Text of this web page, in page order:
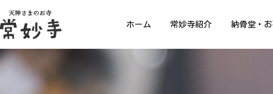
ホーム 常妙寺紹介 納骨堂・